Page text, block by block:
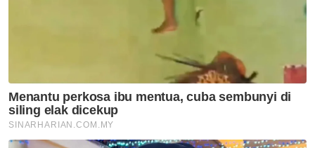
Ikuti Channel rasmi Sinar Harian di WhatsApp
supaya anda tidak terlepas berita-berita
Klik di sini!
Muat turun aplikasi Sinar Harian.Klik di sini!